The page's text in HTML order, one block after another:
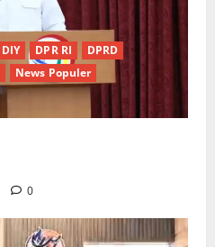
DIY DPR RI
DPRD
News Populer
0